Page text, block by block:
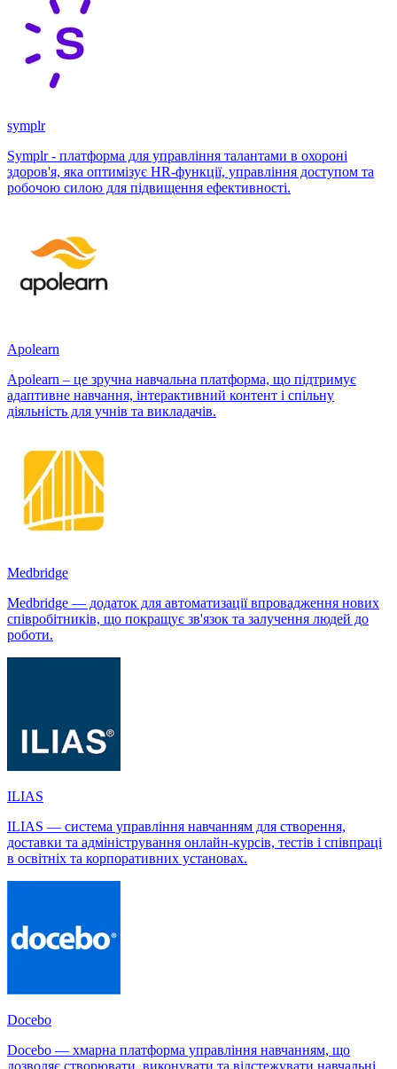
symplr
Symplr - платформа для управління талантами в охороні
здоров'я, яка оптимізує HR-функції, управління доступом та
робочою силою для підвищення ефективності.
Apolearn
Apolearn – це зручна навчальна платформа, що підтримує
адаптивне навчання, інтерактивний контент і спільну
діяльність для учнів та викладачів.
Medbridge
Medbridge — додаток для автоматизації впровадження нових
співробітників, що покращує зв'язок та залучення людей до
роботи.
ILIAS
ILIAS — система управління навчанням для створення,
доставки та адміністрування онлайн-курсів, тестів і співпраці
в освітніх та корпоративних установах.
Docebo
Docebo — хмарна платформа управління навчанням, що
дозволяє створювати, виконувати та відстежувати навчальні